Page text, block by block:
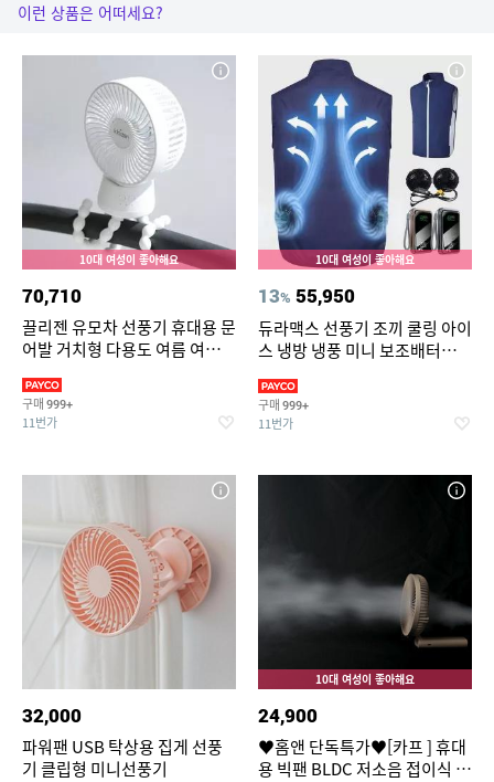
이런 상품은 어떠세요?
10대 여성이 좋아해요
70,710
끌리젠 유모차 선풍기 휴대용 문
어발 거치형 다용도 여름 여행용
구매 999+
11번가
10대 여성이 좋아해요
13% 55,950
듀라맥스 선풍기 조끼 쿨링 아이
스 냉방 냉풍 미니 보조배터리
구매 999+
11번가
32,000
파워팬 USB 탁상용 집게 선풍
기 클립형 미니선풍기
10대 여성이 좋아해요
24,900
♥홈앤 단독특가♥[카프 ] 휴대
용 빅팬 BLDC 저소음 접이식 손